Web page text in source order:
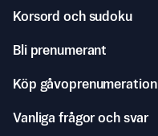
Korsord och sudoku
Bli prenumerant
Köp gåvoprenumeration
Vanliga frågor och svar